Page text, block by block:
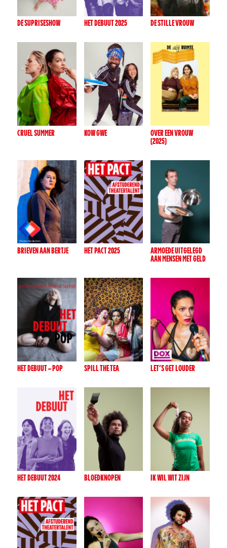
DE SUPRISESHOW HET DEBUUT 2025 DE STILLE VROUW
CRUEL SUMMER KOW GWE
OVER EEN VROUW
(2025)
BRIEVEN AAN BERTJE HET PACT 2025
ARMOEDE UITGELEGD
AAN MENSEN MET GELD
HET DEBUUT – POP SPILL THE TEA LET’S GET LOUDER
HET DEBUUT 2024 BLOEDKNOPEN IK WIL WIT ZIJN